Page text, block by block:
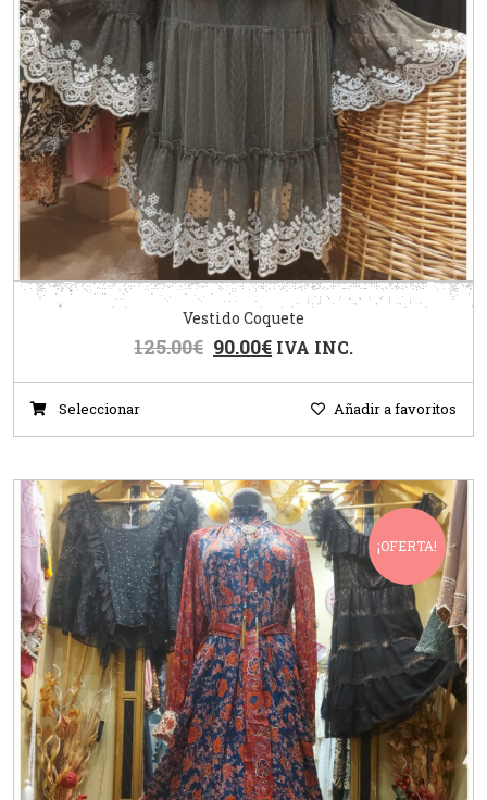
Vestido Coquete
125.00€ 90.00€ IVA INC.
Seleccionar Añadir a favoritos
¡OFERTA!